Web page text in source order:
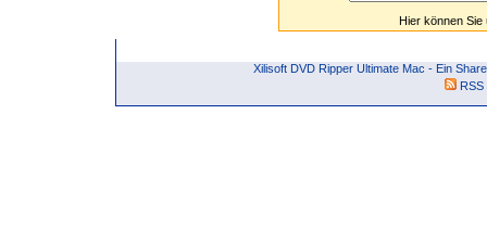
Hier können
Xilisoft DVD Ripper Ultimate Mac - Ein